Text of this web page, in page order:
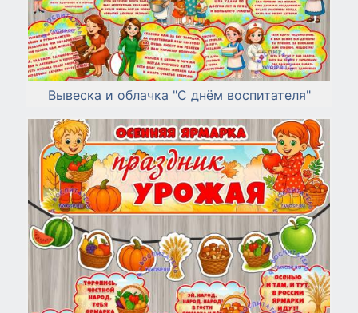
Вывеска и облачка "С днём воспитателя"